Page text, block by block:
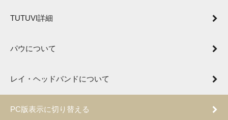
TUTUVI詳細
パウについて
レイ・ヘッドバンドについて
PC版表示に切り替える